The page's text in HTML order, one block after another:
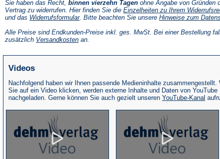
Sie haben das Recht, binnen vierzehn Tagen ohne Angabe von Gründen
Vertrag zu widerrufen. Hier finden Sie die Einzelheiten zu Ihrem
und das Widerrufsformular(Öffnet
einem
neuen
. Bitte beachten Sie unsere Hinweise zum
Alle Preise sind Endkunden-Preise inkl. ges. MwSt. Bei einer Bestellung
zusätzlich Versandkosten(Öffnet
an.
Videos
Nachfolgend haben wir Ihnen passende Medieninhalte zusammengestellt.
Sie auf ein Video klicken, werden externe Inhalte und Daten von YouTube
nachgeladen. Gerne können Sie auch gezielt unseren YouTube-Kanal